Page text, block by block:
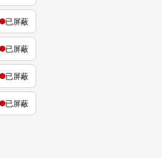
已屏蔽
已屏蔽
已屏蔽
已屏蔽